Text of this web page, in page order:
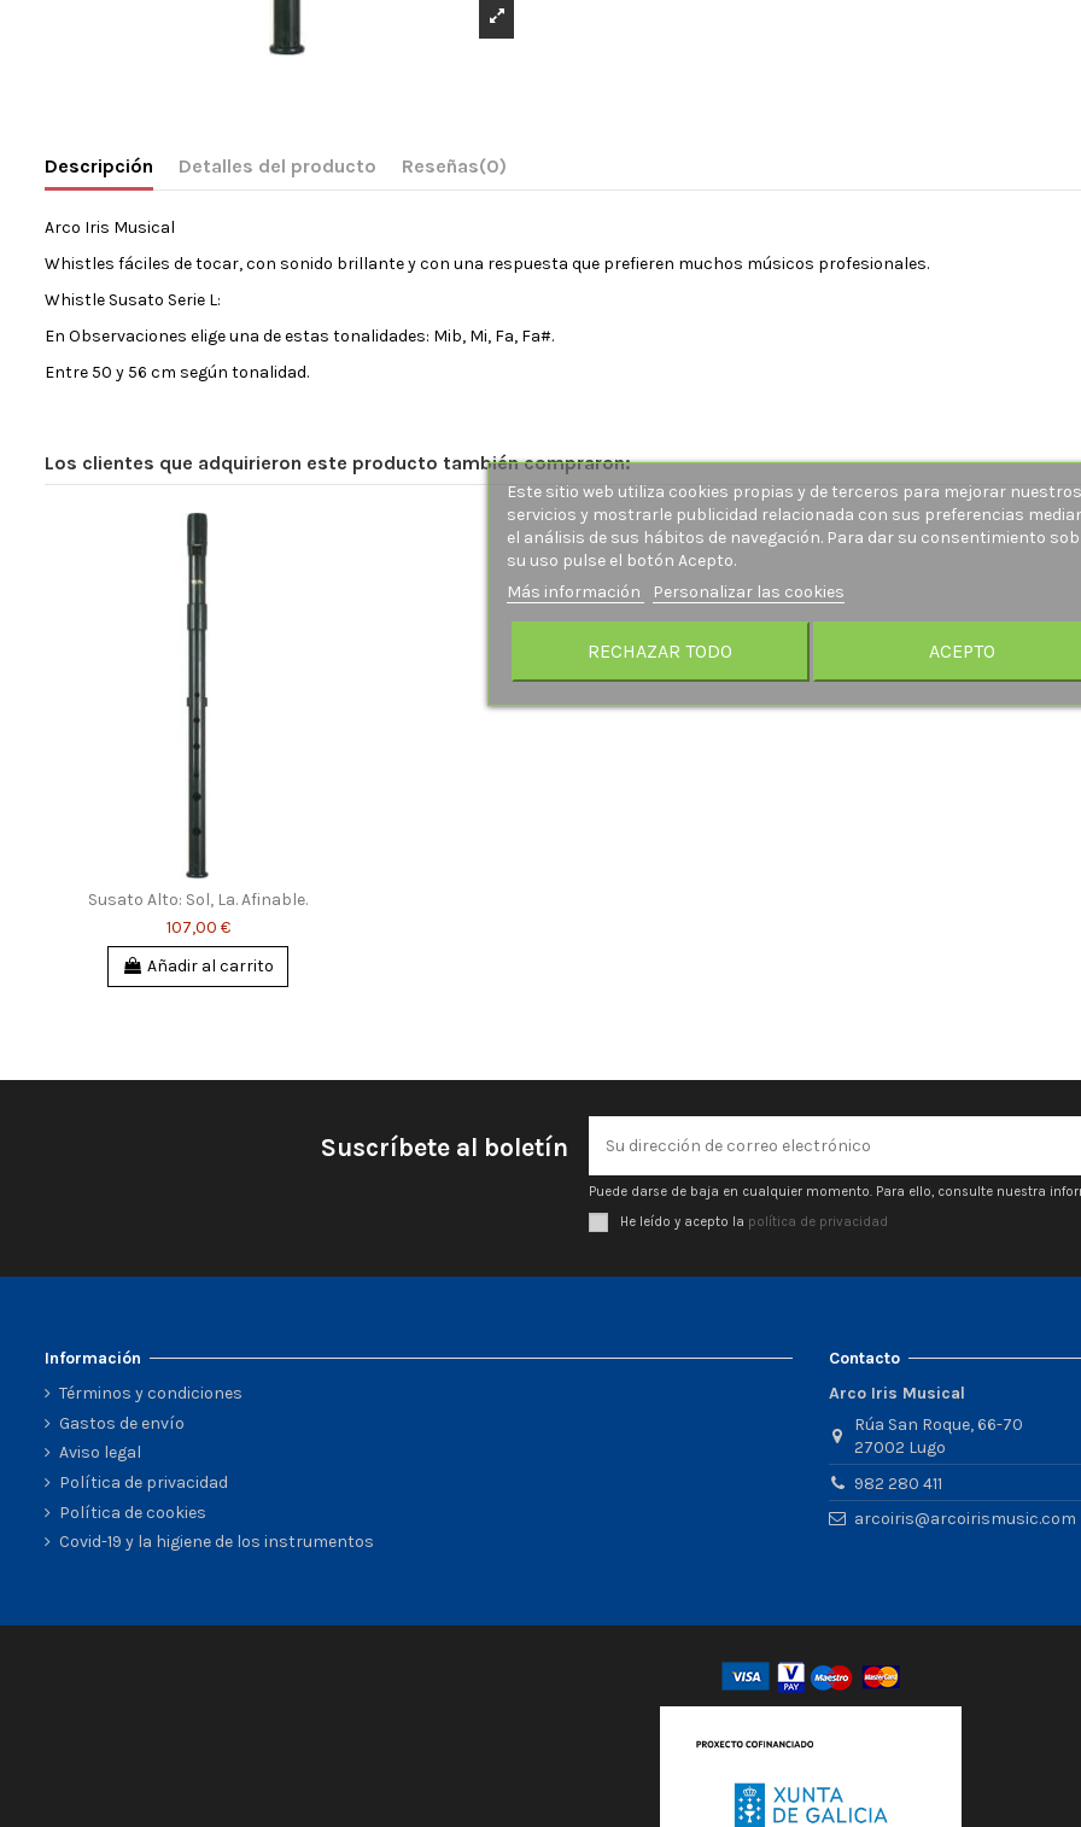
Descripción Detalles del producto Reseñas(0)
Arco Iris Musical
Whistles fáciles de tocar, con sonido brillante y con una respuesta que prefieren muchos músicos profesionales.
Whistle Susato Serie L:
En Observaciones elige una de estas tonalidades: Mib, Mi, Fa, Fa#.
Entre 50 y 56 cm según tonalidad.
Los clientes que adquirieron este producto también compraron:
Susato Alto: Sol, La. Afinable.
107,00 €
Añadir al carrito
Suscríbete al boletín
Puede darse de baja en cualquier momento. Para ello, consulte nuestra
He leído y acepto la política de privacidad
Información
Términos y condiciones
Gastos de envío
Aviso legal
Política de privacidad
Política de cookies
Covid-19 y la higiene de los instrumentos
Contacto
Arco Iris Musical
Rúa San Roque, 66-70
27002 Lugo
982 280 411
arcoiris@arcoirismusic.com
Este sitio web utiliza cookies propias y de terceros para mejorar nuestros
servicios y mostrarle publicidad relacionada con sus preferencias
el análisis de sus hábitos de navegación. Para dar su consentimiento
su uso pulse el botón Acepto.
Más información
Personalizar las cookies
RECHAZAR TODO ACEPTO